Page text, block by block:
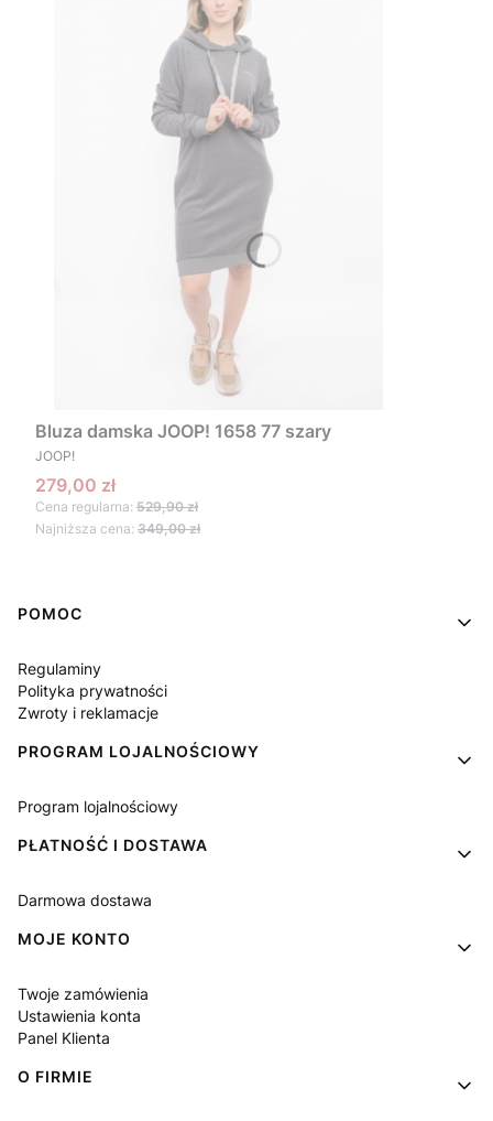
Bluza damska JOOP! 1658 77 szary
PRODUCENT
JOOP!
Cena promocyjna
279,00 zł
Cena regularna: 529,90 zł
Najniższa cena: 349,00 zł
Linki w stopce
POMOC
Regulaminy
Polityka prywatności
Zwroty i reklamacje
PROGRAM LOJALNOŚCIOWY
Program lojalnościowy
PŁATNOŚĆ I DOSTAWA
Darmowa dostawa
MOJE KONTO
Twoje zamówienia
Ustawienia konta
Panel Klienta
O FIRMIE